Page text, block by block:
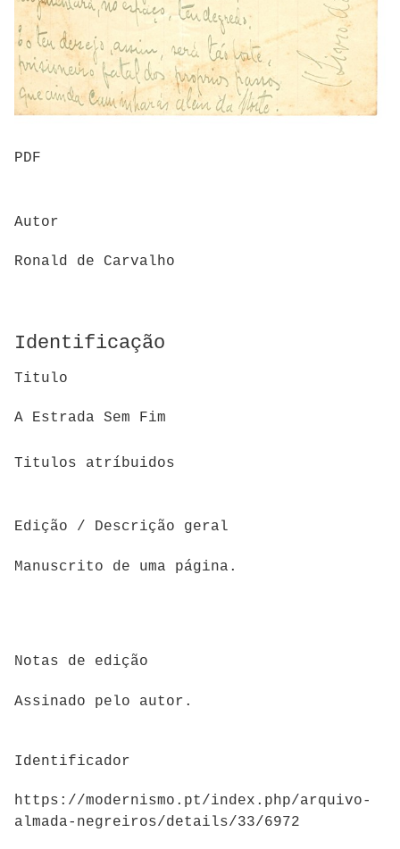
PDF
Autor
Ronald de Carvalho
Identificação
Titulo
A Estrada Sem Fim
Titulos atríbuidos
Edição / Descrição geral
Manuscrito de uma página.
Notas de edição
Assinado pelo autor.
Identificador
https://modernismo.pt/index.php/arquivo-
almada-negreiros/details/33/6972